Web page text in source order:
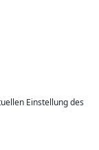
Einstellung des